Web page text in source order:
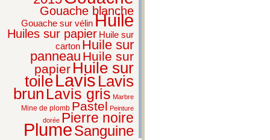
Gouache blanche
Gouache sur vélinHuile
Huiles sur papier Huile sur
carton Huile sur
panneau Huile sur
papier Huile sur
toileLavis Lavis
brun Lavis gris Marbre
Mine de plomb Pastel Peinture
dorée Pierre noire
PlumeSanguine